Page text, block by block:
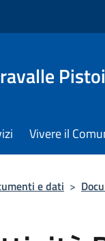
Vivere il
e dati >